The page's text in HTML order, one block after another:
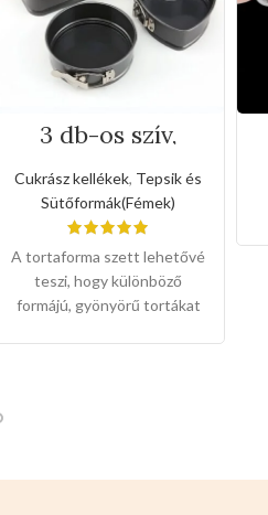
3 db-os szív,
kerek, téglalap
alakú tepsikészlet
(Csatzárral )
Cukrász kellékek, Tepsik és
Sütőformák(Fémek)
A tortaforma szett lehetővé
teszi, hogy különböző
formájú, gyönyörű tortákat